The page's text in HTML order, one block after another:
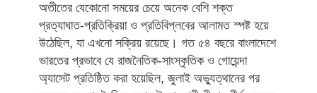
অতীতের যেকোনো সময়ের চেয়ে অনেক বেশি শক্ত
প্রত্যাঘাত-প্রতিক্রিয়া ও প্রতিবিপ্লবের আলামত স্পষ্ট হয়ে
উঠেছিল, যা এখনো সক্রিয় রয়েছে। গত ৫৪ বছরে বাংলাদেশে
ভারতের প্রভাবে যে রাজনৈতিক-সাংস্কৃতিক ও গোয়েন্দা
অ্যাসেট প্রতিষ্ঠিত করা হয়েছিল, জুলাই অভ্যুত্থানের পর